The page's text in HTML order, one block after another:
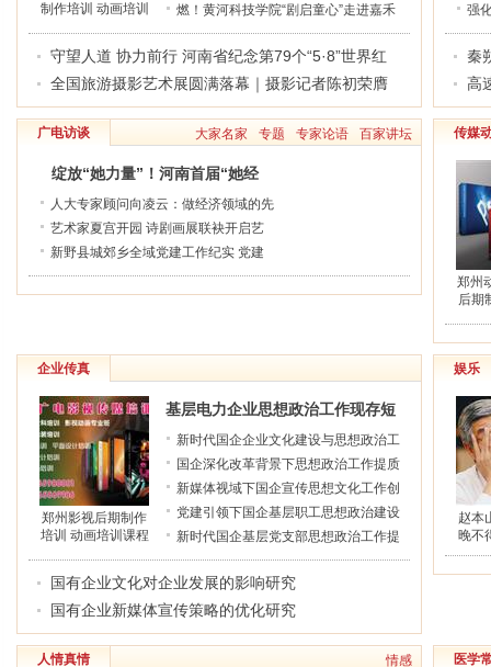
制作培训 动画培训
训基地
千名骑手齐竞技 以赛为媒促协同
燃！黄河科技学院“剧启童心”走进嘉禾
幼儿园，这堂音乐剧课让萌娃演出
了“奥斯卡”
守望人道 协力前行 河南省纪念第79个“5·8”世界红
十字日主题活动
全国旅游摄影艺术展圆满落幕｜摄影记者陈初荣膺
金奖
典"
10
强
能
秦
华
高
提
广电访谈
绽放“她力量”！河南首届“她经
济”高峰论坛在周口举行
人大专家顾问向凌云：做经济领域的先
锋
艺术家夏宫开园 诗剧画展联袂开启艺
术新生活
新野县城郊乡全域党建工作纪实 党建
红 产业强
大家名家 专题 专家论语 百家讲坛 传媒
郑州
后期
企业传真
郑州影视后期制作
培训 动画培训课程
基层电力企业思想政治工作现存短
板及完善对策探析
新时代国企企业文化建设与思想政治工
作融合发展研究
国企深化改革背景下思想政治工作提质
增效路径研究
新媒体视域下国企宣传思想文化工作创
新路径探析
党建引领下国企基层职工思想政治建设
的实践与思考
新时代国企基层党支部思想政治工作提
质增效路径探究
国有企业文化对企业发展的影响研究
国有企业新媒体宣传策略的优化研究
娱乐
赵本
晚不
人情真情 情感 医学